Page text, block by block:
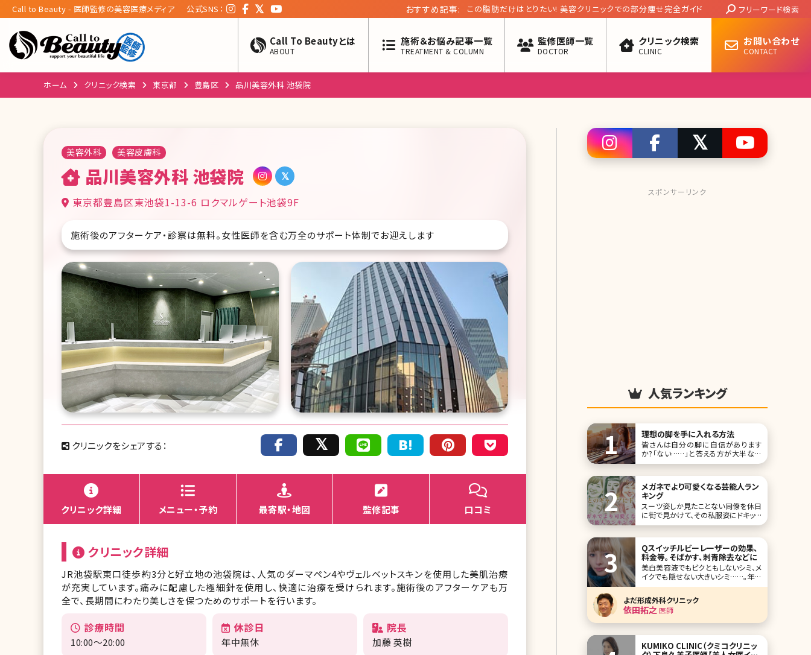
Call to Beauty - 医師監修の美容医療メディア 公式SNS： おすすめ記事: この脂肪だけはとりたい! 美容クリニックでの部分痩せ完全ガイド Search:
フリーワード検索
Call To Beautyとは
ABOUT
施術＆お悩み記事一覧
TREATMENT & COLUMN
監修医師一覧
DOCTOR
クリニック検索
CLINIC
お問い合わせ
CONTACT
ホーム クリニック検索 東京都 豊島区 品川美容外科 池袋院
美容外科 美容皮膚科
品川美容外科 池袋院
東京都豊島区東池袋1-13-6 ロクマルゲート池袋9F
施術後のアフターケア・診察は無料。女性医師を含む万全のサポート体制でお迎えします
クリニックをシェアする：
クリニック詳細 メニュー・予約 最寄駅・地図 監修記事 口コミ
クリニック詳細
JR池袋駅東口徒歩約3分と好立地の池袋院は、人気のダーマペン4やヴェルベットスキンを使用した美肌治療
が充実しています。痛みに配慮した極細針を使用し、快適に治療を受けられます。施術後のアフターケアも万
全で、長期間にわたり美しさを保つためのサポートを行います。
診療時間
10:00～20:00
休診日
年中無休
院長
加藤 英樹
スポンサーリンク
人気ランキング
理想の脚を手に入れる方法
皆さんは自分の脚に自信があります
か?「ない……」と答える方が大半なの
ではないでしょうか。少し前までとにか
想の脚と考える女性が増えているよう
です。ここでは理想の脚をもつ芸能人を
紹介しながら、理想の脚に近づける方
法について詳しく紹介し
メガネでより可愛くなる芸能人ラン
キング
スーツ姿しか見たことない同僚を休日
に街で見かけて、その私服姿にドキッと
した。そんな経験はありませんか?人
と。 今回は、メガネ姿になることで普段
とのギャップで、可愛く見える女性芸能
人をランキング形式でご紹介していき
ます。
Qスイッチルビーレーザーの効果、
料金等。そばかす、刺青除去などに
美白美容液でもビクともしないシミ、メ
イクでも隠せない大きいシミ……。年齢
とともに濃くなるこんなシミに悩む方
の中には「もうレーザーで取るしかな
いのかも?」と考えている方もいるので
はないでしょうか。とはいえ、多種多様
なレーザーがある
よだ形成外科クリニック
依田拓之 医師
KUMIKO CLINIC（クミコクリニッ